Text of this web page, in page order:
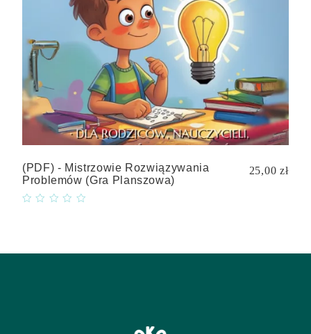
(PDF) - Mistrzowie Rozwiązywania
Problemów (gra Planszowa)
25,00 zł